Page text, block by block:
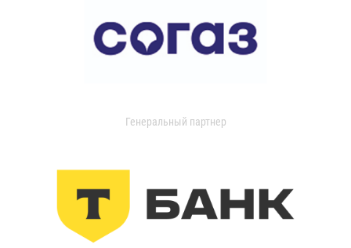
Генеральный партнер